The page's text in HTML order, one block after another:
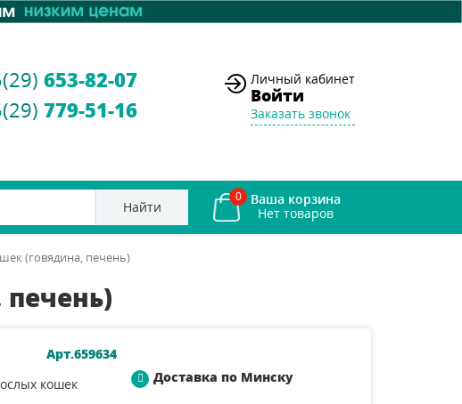
653-82-07
779-51-16
Личный кабинет
Войти
Заказать звонок
Найти
0 Ваша корзина
(говядина, печень)
Арт.659634
кошек
Доставка по Минску